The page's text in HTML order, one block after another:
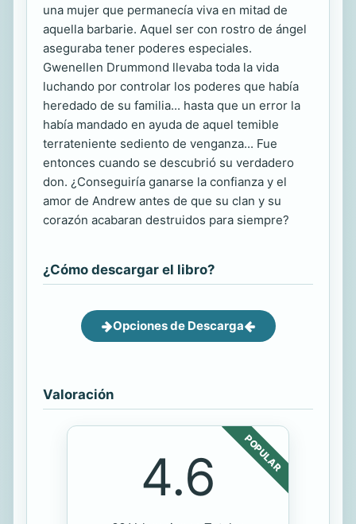
una mujer que permanecía viva en mitad de
aquella barbarie. Aquel ser con rostro de ángel
aseguraba tener poderes especiales.
Gwenellen Drummond llevaba toda la vida
luchando por controlar los poderes que había
heredado de su familia... hasta que un error la
había mandado en ayuda de aquel temible
terrateniente sediento de venganza... Fue
entonces cuando se descubrió su verdadero
don. ¿Conseguiría ganarse la confianza y el
amor de Andrew antes de que su clan y su
corazón acabaran destruidos para siempre?
¿Cómo descargar el libro?
Opciones de Descarga
Valoración
POPULAR
4.6